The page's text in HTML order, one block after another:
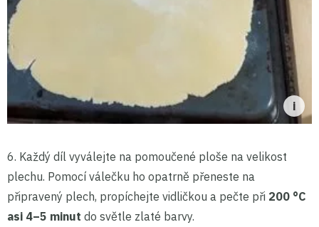
6. Každý díl vyválejte na pomoučené ploše na velikost
plechu. Pomocí válečku ho opatrně přeneste na
připravený plech, propíchejte vidličkou a pečte při 200 °C
asi 4–5 minut do světle zlaté barvy.